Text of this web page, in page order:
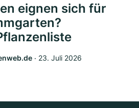
eignen sich für
‧ 23. Juli 2026